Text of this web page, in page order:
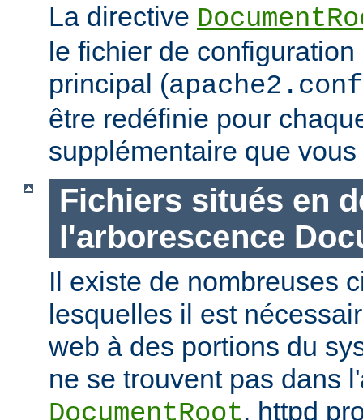
La directive
le fichier de
principal (apache2.conf
être redéfinie pour
supplémentaire que
Fichiers situés en
l'arborescence
Il existe de nombreuses
lesquelles il est
web à des portions du
ne se trouvent pas dans
. httpd